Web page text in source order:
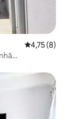
4,75 de
4,75 (8)